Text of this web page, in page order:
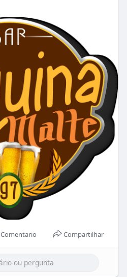
Comentario Compartilhar